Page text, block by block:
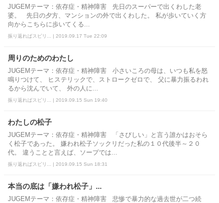
JUGEMテーマ：依存症・精神障害 先日のスーパーで出くわした老
婆。 先日の夕方、マンションの外で出くわした。 私が歩いていく方
向からこちらに歩いてくる...
振り返ればスピリ... | 2019.09.17 Tue 22:09
周りのためのわたし
JUGEMテーマ：依存症・精神障害 小さいころの母は、いつも私を怒
鳴りつけて、 ヒステリックで、ストロークゼロで、 父に暴力振るわれ
るから沈んでいて、 外の人に...
振り返ればスピリ... | 2019.09.15 Sun 19:40
わたしの松子
JUGEMテーマ：依存症・精神障害 「さびしい」と言う誰かはおそら
く松子であった。 嫌われ松子ソックリだった私の１０代後半～２０
代。 違うことと言えば、ソープでは...
振り返ればスピリ... | 2019.09.15 Sun 18:31
本当の底は「嫌われ松子」...
JUGEMテーマ：依存症・精神障害 悲惨で暴力的な過去世が二つ続